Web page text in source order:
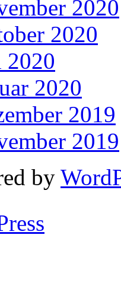
2020
2020
2020
2020
2019
2019
by